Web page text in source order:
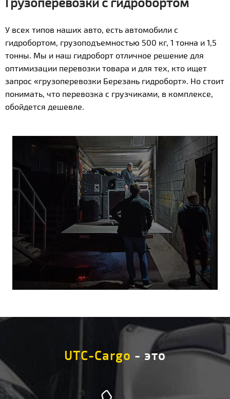
У всех типов наших авто, есть автомобили с
гидробортом, грузоподъемностью 500 кг, 1 тонна и 1,5
тонны. Мы и наш гидроборт отличное решение для
оптимизации перевозки товара и для тех, кто ищет
запрос «грузоперевозки Березань гидроборт». Но стоит
понимать, что перевозка с грузчиками, в комплексе,
обойдется дешевле.
UTC-Cargo - это